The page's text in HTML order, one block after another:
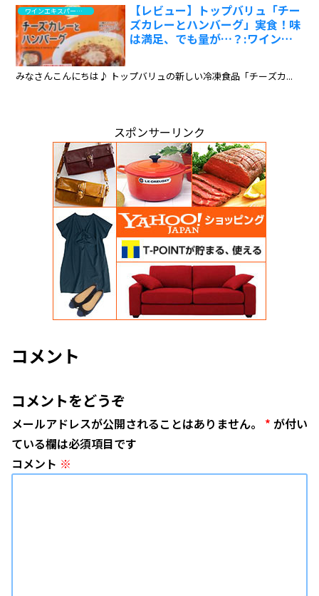
ワインエキスパート・料理人の試食と試飲のレポート
【レビュー】トップバリュ「チー
ズカレーとハンバーグ」実食！味
は満足、でも量が…？:ワインエ
みなさんこんにちは♪ トップバリュの新しい冷凍食品「チーズカ...
スポンサーリンク
コメント
コメントをどうぞ
メールアドレスが公開されることはありません。 * が付い
ている欄は必須項目です
コメント ※